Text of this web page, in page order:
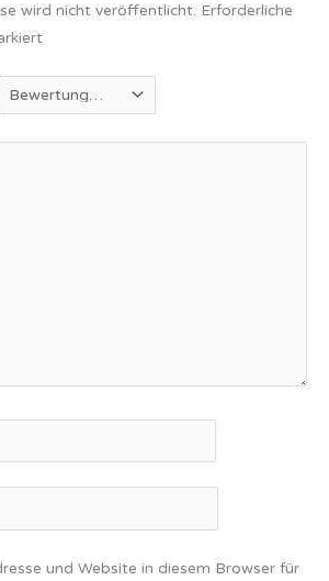
wird nicht veröffentlicht. Erforderliche
und Website in diesem Browser für